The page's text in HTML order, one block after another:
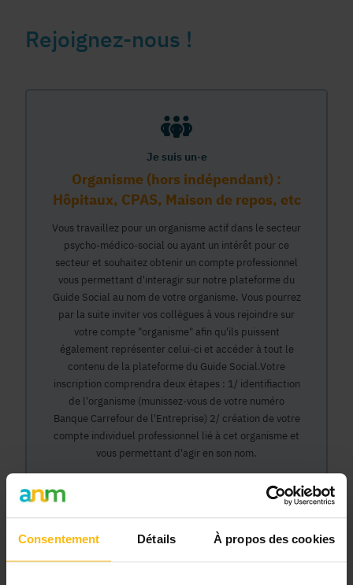
Consentement Détails À propos des cookies
Rejoignez-nous !
Je suis un·e
Organisme (hors indépendant) :
Hôpitaux, CPAS, Maison de repos, etc
Vous travaillez pour un organisme actif dans le secteur
psycho-médico-social ou ayant un intérêt pour ce
secteur et souhaitez obtenir un compte professionnel
vous permettant d'interagir sur notre plateforme du
Guide Social au nom de votre organisme. Vous pourrez
par la suite inviter vos collègues à vous rejoindre sur
votre compte "organisme" afin qu'ils puissent
également représenter celui-ci et accéder à tout le
contenu de la plateforme du Guide Social.Votre
inscription comprendra deux étapes : 1/ identifiaction
de l'organisme (munissez-vous de votre numéro
Banque Carrefour de l'Entreprise) 2/ création de votre
compte individuel professionnel lié à cet organisme et
vous permettant d'agir en son nom.